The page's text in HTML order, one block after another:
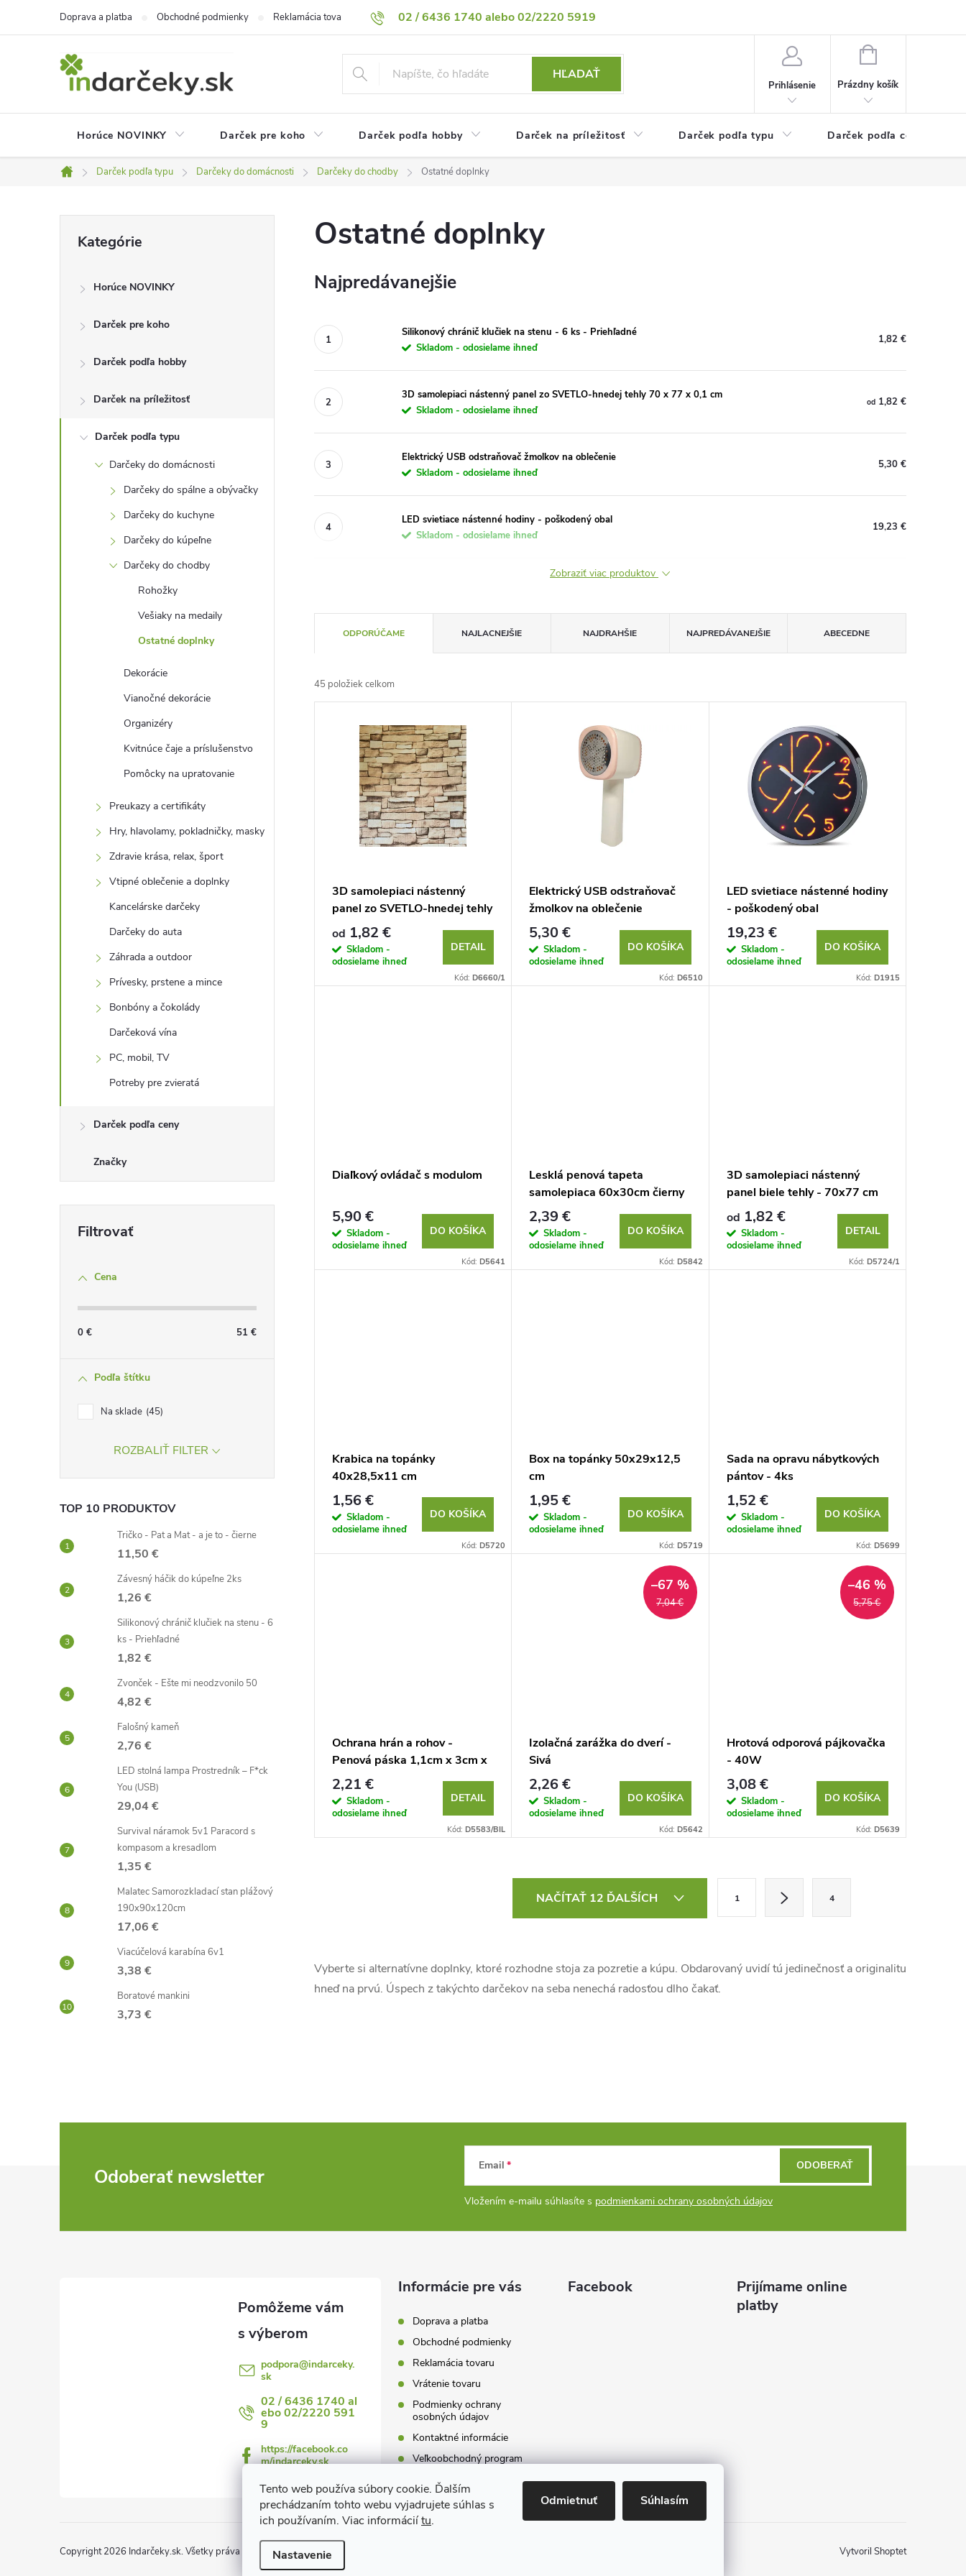
Tento web používa súbory cookie. Ďalším
prechádzaním tohto webu vyjadrujete súhlas s
ich používaním. Viac informáciítu.
Nastavenie
Odmietnuť Súhlasím
02 / 6436 1740 alebo 02/2220 5919
Doprava a platba Obchodné podmienky Reklamácia tovaru Vrátenie tovaru Podmienky ochrany osobných údajov
HĽADAŤ
Prihlásenie
NÁKUPNÝ
Prázdny košík
Horúce NOVINKY Darček pre koho Darček podľa hobby Darček na príležitosť Darček podľa typu Darček podľa ceny
Domov
Darček podľa typu Darčeky do domácnosti Darčeky do chodby Ostatné doplnky
p
kategórie
Kategórie
Horúce NOVINKY
Darček pre koho
Darček podľa hobby
Darček na príležitosť
Darček podľa typu
Darčeky do domácnosti
Darčeky do spálne a obývačky
Darčeky do kuchyne
Darčeky do kúpeľne
Darčeky do chodby
Rohožky
Vešiaky na medaily
Ostatné doplnky
Dekorácie
Vianočné dekorácie
Organizéry
Kvitnúce čaje a príslušenstvo
Pomôcky na upratovanie
Preukazy a certifikáty
Hry, hlavolamy, pokladničky, masky
Zdravie krása, relax, šport
Vtipné oblečenie a doplnky
Kancelárske darčeky
Darčeky do auta
Záhrada a outdoor
Prívesky, prstene a mince
Bonbóny a čokolády
Darčeková vína
PC, mobil, TV
Potreby pre zvieratá
Darček podľa ceny
Značky
Cena
0 € 51 €
Podľa štítku
Na sklade 45
ROZBALIŤ FILTER
TOP 10 PRODUKTOV
Tričko - Pat a Mat - a je to - čierne
11,50 €
Závesný háčik do kúpeľne 2ks
1,26 €
Silikonový chránič klučiek na stenu - 6
ks - Priehľadné
1,82 €
Zvonček - Ešte mi neodzvonilo 50
4,82 €
Falošný kameň
2,76 €
LED stolná lampa Prostredník – F*ck
You (USB)
29,04 €
Survival náramok 5v1 Paracord s
kompasom a kresadlom
1,35 €
Malatec Samorozkladací stan plážový
190x90x120cm
17,06 €
Viacúčelová karabína 6v1
3,38 €
Boratové mankini
3,73 €
Ostatné doplnky
Najpredávanejšie
Silikonový chránič klučiek na stenu - 6 ks - Priehľadné
Skladom - odosielame ihneď
1,82 €
3D samolepiaci nástenný panel zo SVETLO-hnedej tehly 70 x 77 x 0,1 cm
Skladom - odosielame ihneď
od 1,82 €
Elektrický USB odstraňovač žmolkov na oblečenie
Skladom - odosielame ihneď
5,30 €
LED svietiace nástenné hodiny - poškodený obal
Skladom - odosielame ihneď
19,23 €
Zobraziť viac produktov
a
d
d
ODPORÚČAME NAJLACNEJŠIE NAJDRAHŠIE NAJPREDÁVANEJŠIE ABECEDNE
45 položiek celkom
3D samolepiaci nástenný
panel zo SVETLO-hnedej tehly
70 x 77 x 0,1 cm
od 1,82 €
Skladom -
odosielame ihneď
DETAIL
Kód:D6660/1
Elektrický USB odstraňovač
žmolkov na oblečenie
5,30 €
Skladom -
odosielame ihneď
DO KOŠÍKA
Kód: D6510
LED svietiace nástenné hodiny
- poškodený obal
19,23 €
Skladom -
odosielame ihneď
DO KOŠÍKA
Kód: D1915
Diaľkový ovládač s modulom
5,90 €
Skladom -
odosielame ihneď
DO KOŠÍKA
Kód:D5641
Lesklá penová tapeta
samolepiaca 60x30cm čierny
mramor
2,39 €
Skladom -
odosielame ihneď
DO KOŠÍKA
Kód: D5842
3D samolepiaci nástenný
panel biele tehly - 70x77 cm
od 1,82 €
Skladom -
odosielame ihneď
DETAIL
Kód: D5724/1
Krabica na topánky
40x28,5x11 cm
1,56 €
Skladom -
odosielame ihneď
DO KOŠÍKA
Kód:D5720
Box na topánky 50x29x12,5
cm
1,95 €
Skladom -
odosielame ihneď
DO KOŠÍKA
Kód: D5719
Sada na opravu nábytkových
pántov - 4ks
1,52 €
Skladom -
odosielame ihneď
DO KOŠÍKA
Kód: D5699
Ochrana hrán a rohov -
Penová páska 1,1cm x 3cm x
200cm
2,21 €
Skladom -
odosielame ihneď
DETAIL
Kód:D5583/BIL
7,04 €
–67 %
Izolačná zarážka do dverí -
Sivá
2,26 €
Skladom -
odosielame ihneď
DO KOŠÍKA
Kód: D5642
5,75 €
–46 %
Hrotová odporová pájkovačka
- 40W
3,08 €
Skladom -
odosielame ihneď
DO KOŠÍKA
Kód: D5639
á
e
k
ý
s
u
NAČÍTAŤ 12 ĎALŠÍCH
n
i
e
1 4
Vyberte si alternatívne doplnky, ktoré rozhodne stoja za pozretie a kúpu. Obdarovaný uvidí tú jedinečnosť a originalitu
hneď na prvú. Úspech z takýchto darčekov na seba nenechá radosťou dlho čakať.
Odoberať newsletter Email
Vložením e-mailu súhlasíte s podmienkami ochrany osobných údajov
ODOBERAŤ
podpora@indarceky.
sk
02 / 6436 1740 al
ebo 02/2220 591
9
https://facebook.co
m/indarceky.sk
Informácie pre vás
Doprava a platba
Obchodné podmienky
Reklamácia tovaru
Vrátenie tovaru
Podmienky ochrany
osobných údajov
Kontaktné informácie
Veľkoobchodný program
Facebook
Prijímame online
platby
Vytvoril Shoptet
Copyright 2026 Indarčeky.sk. Všetky práva vyhradené.Upraviť nastavenie cookies